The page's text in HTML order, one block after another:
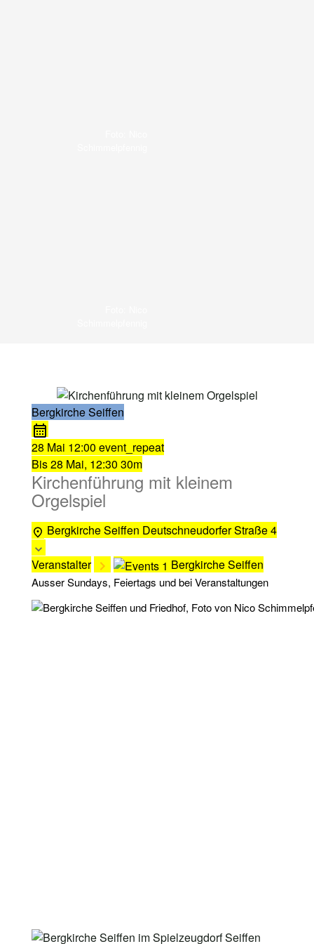
Bergkirche Seiffen
28 Mai 12:00 event_repeat
Bis28 Mai, 12:30 30m
Kirchenführung mit kleinem
Orgelspiel
Bergkirche Seiffen Deutschneudorfer Straße 4
Veranstalter Bergkirche Seiffen
Ausser Sundays, Feiertags und bei Veranstaltungen